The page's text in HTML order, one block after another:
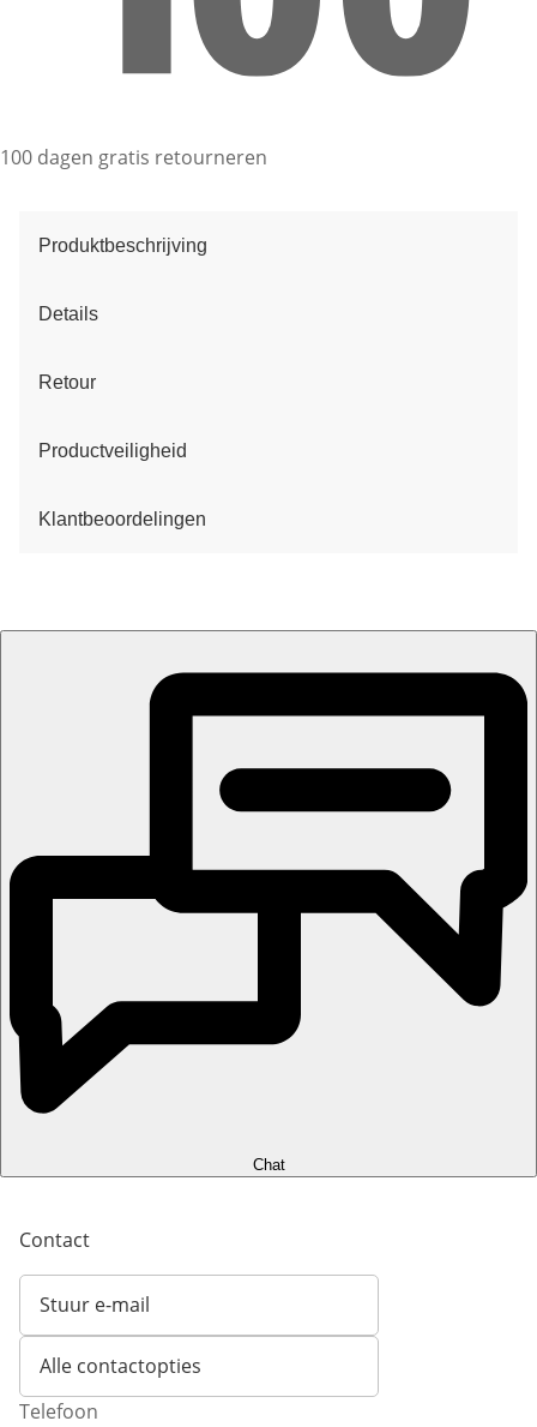
100 dagen gratis retourneren
Produktbeschrijving
Details
Retour
Productveiligheid
Klantbeoordelingen
Chat
Contact
Stuur e-mail
Opent e-mailclient
Alle contactopties
Telefoon